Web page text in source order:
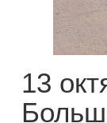
13